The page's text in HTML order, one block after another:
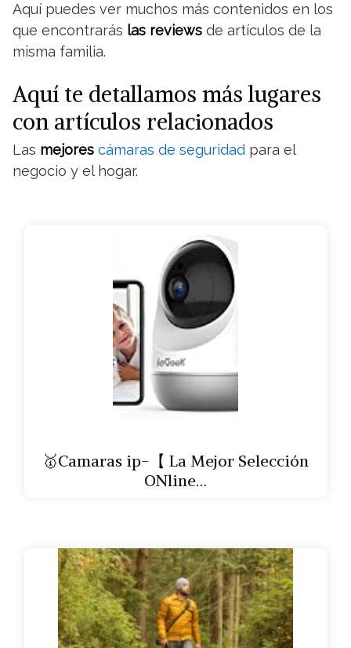
Aquí puedes ver muchos más contenidos en los
que encontrarás las reviews de artículos de la
misma familia.
Aquí te detallamos más lugares
con artículos relacionados
Las mejores cámaras de seguridad para el
negocio y el hogar.
🥇Camaras ip-【 La Mejor Selección
ONline…